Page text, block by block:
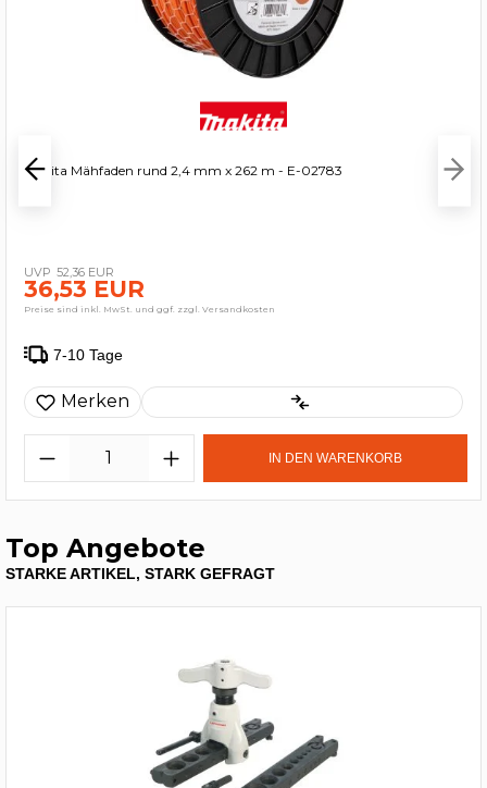
Makita Mähfaden rund 2,4 mm x 262 m - E-02783
52,36 EUR
36,53 EUR
Preise sind inkl. MwSt. und ggf. zzgl. Versandkosten
7-10 Tage
Merken
IN DEN WARENKORB
Top Angebote
STARKE ARTIKEL, STARK GEFRAGT